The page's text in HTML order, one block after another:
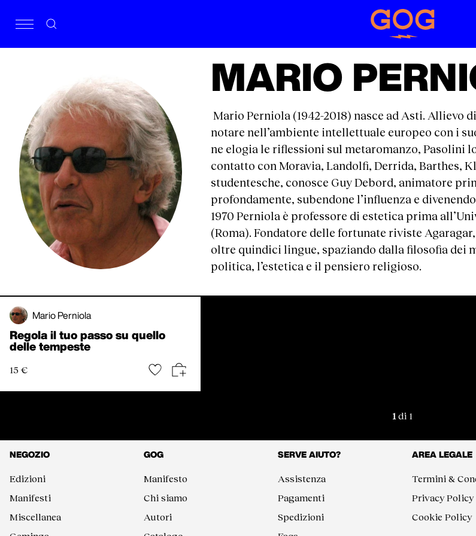
MARIO
Mario Perniola (1942-2018) nasce ad Asti. Allievo
notare nell’ambiente intellettuale europeo con i
ne elogia le riflessioni sul metaromanzo, Pasolini
contatto con Moravia, Landolfi, Derrida, Barthes,
studentesche, conosce Guy Debord, animatore
profondamente, subendone l’influenza e
1970 Perniola è professore di estetica prima
(Roma). Fondatore delle fortunate riviste
oltre quindici lingue, spaziando dalla filosofia dei
politica, l’estetica e il pensiero religioso.
Mario Perniola
Regola il tuo passo su quello
delle tempeste
15 €
1 di 1
NEGOZIO
Edizioni
Manifesti
Miscellanea
GOG
Manifesto
Chi siamo
Autori
SERVE AIUTO?
Assistenza
Pagamenti
Spedizioni
AREA LEGALE
Termini &
Privacy Policy
Cookie Policy